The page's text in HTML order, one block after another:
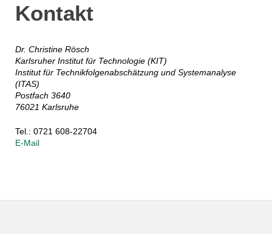
Kontakt
Dr. Christine Rösch
Karlsruher Institut für Technologie (KIT)
Institut für Technikfolgenabschätzung und Systemanalyse
(ITAS)
Postfach 3640
76021 Karlsruhe
Tel.: 0721 608-22704
E-Mail